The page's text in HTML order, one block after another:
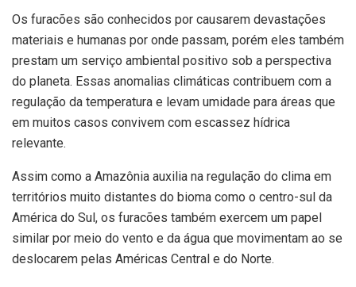
Os furacões são conhecidos por causarem devastações
materiais e humanas por onde passam, porém eles também
prestam um serviço ambiental positivo sob a perspectiva
do planeta. Essas anomalias climáticas contribuem com a
regulação da temperatura e levam umidade para áreas que
em muitos casos convivem com escassez hídrica
relevante.
Assim como a Amazônia auxilia na regulação do clima em
territórios muito distantes do bioma como o centro-sul da
América do Sul, os furacões também exercem um papel
similar por meio do vento e da água que movimentam ao se
deslocarem pelas Américas Central e do Norte.